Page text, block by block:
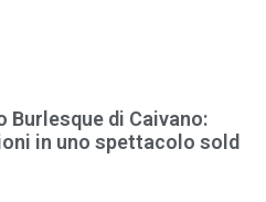
Burlesque di Caivano:
in uno spettacolo sold